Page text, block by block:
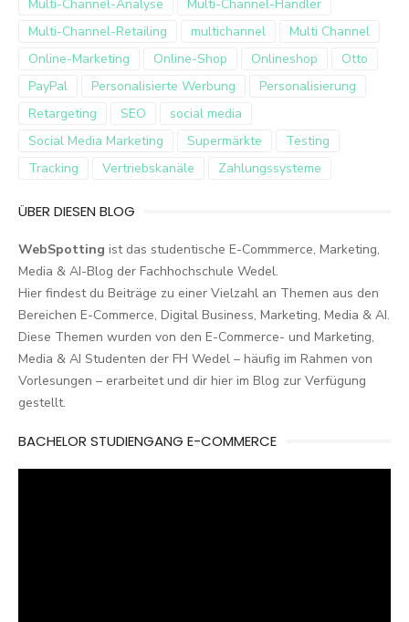
Multi-Channel-Analyse
Multi-Channel-Händler
Multi-Channel-Retailing
multichannel
Multi Channel
Online-Marketing
Online-Shop Onlineshop
Otto
PayPal
Personalisierte Werbung
Personalisierung
Retargeting
SEO
social media
Social Media Marketing
Supermärkte
Testing
Tracking
Vertriebskanäle Zahlungssysteme
ÜBER DIESEN BLOG
WebSpotting ist das studentische E-Commmerce, Marketing,
Media & AI-Blog der Fachhochschule Wedel.
Hier findest du Beiträge zu einer Vielzahl an Themen aus den
Bereichen E-Commerce, Digital Business, Marketing, Media & AI.
Diese Themen wurden von den E-Commerce- und Marketing,
Media & AI Studenten der FH Wedel – häufig im Rahmen von
Vorlesungen – erarbeitet und dir hier im Blog zur Verfügung
gestellt.
BACHELOR STUDIENGANG E-COMMERCE